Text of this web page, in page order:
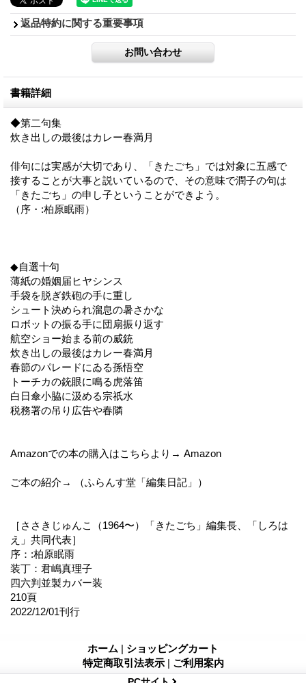
返品特約に関する重要事項
書籍詳細
◆第二句集
炊き出しの最後はカレー春満月
俳句には実感が大切であり、「きたごち」では対象に五感で
接することが大事と説いているので、その意味で潤子の句は
「きたごち」の申し子ということができよう。
（序・:柏原眠雨）
◆自選十句
薄紙の婚姻届ヒヤシンス
手袋を脱ぎ鉄砲の手に重し
シュート決められ溜息の暑さかな
ロボットの振る手に団扇振り返す
航空ショー始まる前の威銃
炊き出しの最後はカレー春満月
春節のパレードにゐる孫悟空
トーチカの銃眼に鳴る虎落笛
白日傘小脇に汲める宗祇水
税務署の吊り広告や春隣
Amazonでの本の購入はこちらより→ Amazon
ご本の紹介→ （ふらんす堂「編集日記」）
［ささきじゅんこ（1964〜）「きたごち」編集長、「しろは
え」共同代表］
序：:柏原眠雨
装丁：君嶋真理子
四六判並製カバー装
210頁
2022/12/01刊行
ホーム | ショッピングカート
特定商取引法表示 | ご利用案内